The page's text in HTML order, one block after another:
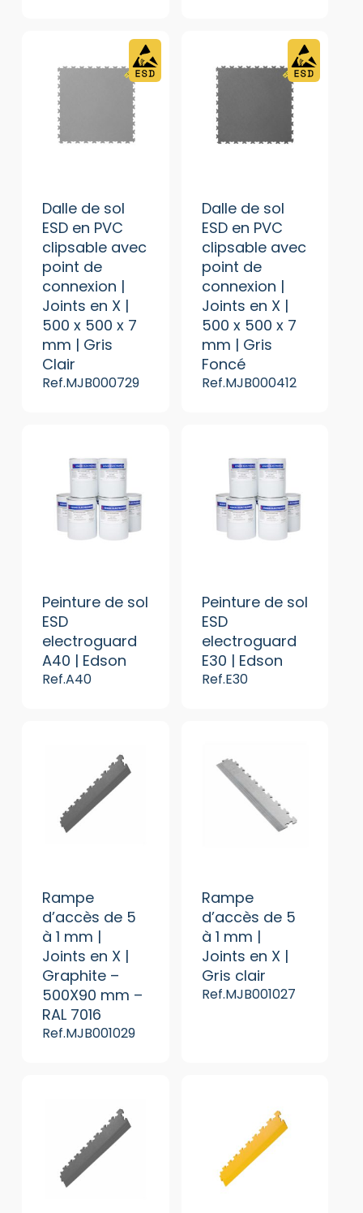
Dalle de sol
ESD en PVC
clipsable avec
point de
connexion |
Joints en X |
500 x 500 x 7
mm | Gris
Clair
Ref.MJB000729
Dalle de sol
ESD en PVC
clipsable avec
point de
connexion |
Joints en X |
500 x 500 x 7
mm | Gris
Foncé
Ref.MJB000412
Peinture de sol
ESD
electroguard
A40 | Edson
Ref.A40
Peinture de sol
ESD
electroguard
E30 | Edson
Ref.E30
Rampe
d’accès de 5
à 1 mm |
Joints en X |
Graphite –
500X90 mm –
RAL 7016
Ref.MJB001029
Rampe
d’accès de 5
à 1 mm |
Joints en X |
Gris clair
Ref.MJB001027